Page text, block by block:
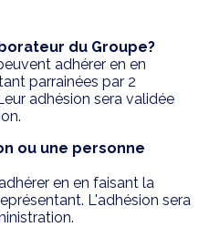
du Groupe?
adhérer en en
parrainées par 2
adhésion sera validée
ou une personne
en en faisant la
L'adhésion sera